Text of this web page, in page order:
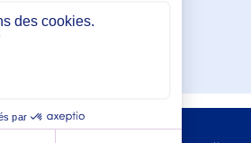
VOIR SON PROFIL